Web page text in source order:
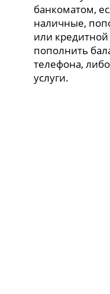
банкоматом,
наличные,
или кредитной
пополнить
телефона,
услуги.